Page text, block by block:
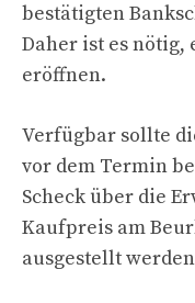
bestätigten
Daher ist es nötig,
eröffnen.
Verfügbar sollte
vor dem Termin
Scheck über die
Kaufpreis am
ausgestellt